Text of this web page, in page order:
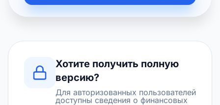
Хотите получить полную
версию?
Для авторизованных пользователей
доступны сведения о финансовых